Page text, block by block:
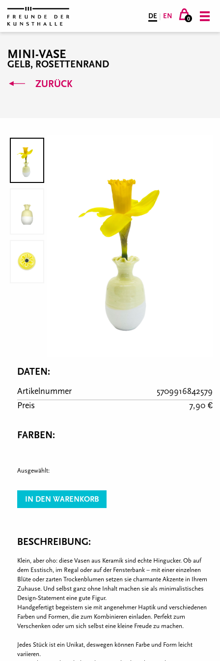
DE | EN 0
MINI-VASE
GELB, ROSETTENRAND
ZURÜCK
DATEN:
Artikelnummer
5709916842579
Preis
7,90 €
FARBEN:
Ausgewählt:
IN DEN WARENKORB
BESCHREIBUNG:
Klein, aber oho: diese Vasen aus Keramik sind echte Hingucker. Ob auf
dem Esstisch, im Regal oder auf der Fensterbank – mit einer einzelnen
Blüte oder zarten Trockenblumen setzen sie charmante Akzente in Ihrem
Zuhause. Und selbst ganz ohne Inhalt machen sie als minimalistisches
Design-Statement eine gute Figur.
Handgefertigt begeistern sie mit angenehmer Haptik und verschiedenen
Farben und Formen, die zum Kombinieren einladen. Perfekt zum
Verschenken oder um sich selbst eine kleine Freude zu machen.
Jedes Stück ist ein Unikat, deswegen können Farbe und Form leicht
variieren.